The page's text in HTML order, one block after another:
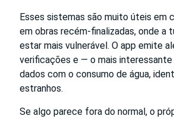
Esses sistemas são muito úteis em
em obras recém-finalizadas, onde a
estar mais vulnerável. O app emite
verificações e — o mais
dados com o consumo de água,
estranhos.
Se algo parece fora do normal, o